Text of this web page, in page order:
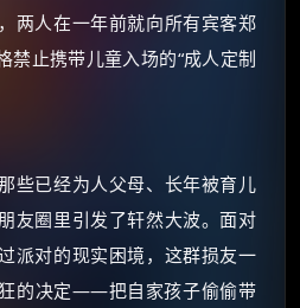
两人在一年前就向所有宾客郑
禁止携带儿童入场的“成人定制
些已经为人父母、长年被育儿
友圈里引发了轩然大波。面对
派对的现实困境，这群损友一
的决定——把自家孩子偷偷带
☕
辛苦了 💦